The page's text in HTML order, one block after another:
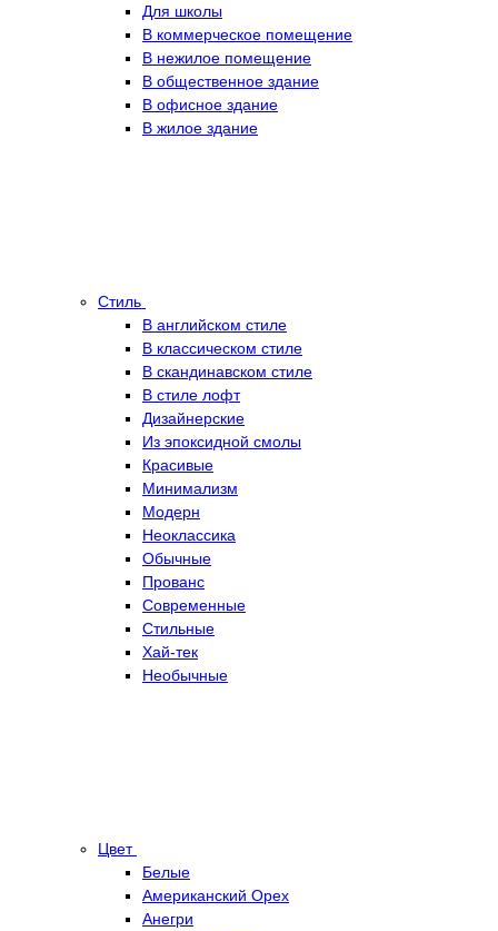
Для школы
В коммерческое помещение
В нежилое помещение
В общественное здание
В офисное здание
В жилое здание
Стиль
В английском стиле
В классическом стиле
В скандинавском стиле
В стиле лофт
Дизайнерские
Из эпоксидной смолы
Красивые
Минимализм
Модерн
Неоклассика
Обычные
Прованс
Современные
Стильные
Хай-тек
Необычные
Цвет
Белые
Американский Орех
Анегри